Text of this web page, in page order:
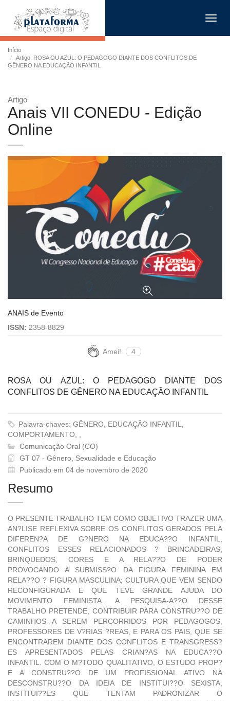
Início
Artigo: ROSA OU AZUL: O PEDAGOGO DIANTE DOS CONFLITOS DE
GÊNERO NA EDUCAÇÃO INFANTIL
Artigo
Anais VII CONEDU - Edição
Online
ANAIS de Evento
ISSN: 2358-8829
Amei! 4
ROSA OU AZUL: O PEDAGOGO DIANTE DOS
CONFLITOS DE GÊNERO NA EDUCAÇÃO INFANTIL
Palavra-chaves: GÊNERO, EDUCAÇÃO INFANTIL,
COMPORTAMENTO, ,
Comunicação Oral (CO)
GT 07 - Gênero, Sexualidade e Educação
Publicado em 04 de novembro de 2020
Resumo
O PRESENTE TRABALHO TEM COMO OBJETIVO TRAZER UMA
AN?LISE REFLEXIVA SOBRE OS CONFLITOS GERADOS PELA
DIFEREN?A DE G?NERO NA EDUCA??O INFANTIL,
CONFLITOS ESSES RELACIONADOS ? BRINCADEIRAS,
BRINQUEDOS, CORES E A RELA??O DE PODER
PROVOCANDO A SUBMISS?O DA FIGURA FEMININA EM
RELA??O ? FIGURA MASCULINA; CULTURA QUE VEM SENDO
RECONFIGURADA E QUE TEVE GRANDE AJUDA DO
MOVIMENTO FEMINISTA. A PESQUISA-A??O DESSE
TRABALHO PRETENDE, CONTRIBUIR PARA CONSTRU??O DE
CAMINHOS A SEREM PERCORRIDOS POR PEDAGOGOS,
PROFESSORES DE V?RIAS ?REAS, E PARA OS PAIS, QUE SE
ENCONTRAREM DIANTE DOS CONFLITOS E TRANSGRESS?
ES APRESENTADOS PELAS CRIAN?AS NA EDUCA??O
INFANTIL. COM O M?TODO QUALITATIVO, O ESTUDO PROP?
E A CONSTRU??O DE UM PROFISSIONAL ATIVO NA
DESCONSTRU??O DA IDEIA DE INSTITUI??O SEXISTA,
INSTITUI??ES QUE TENTAM PADRONIZAR O